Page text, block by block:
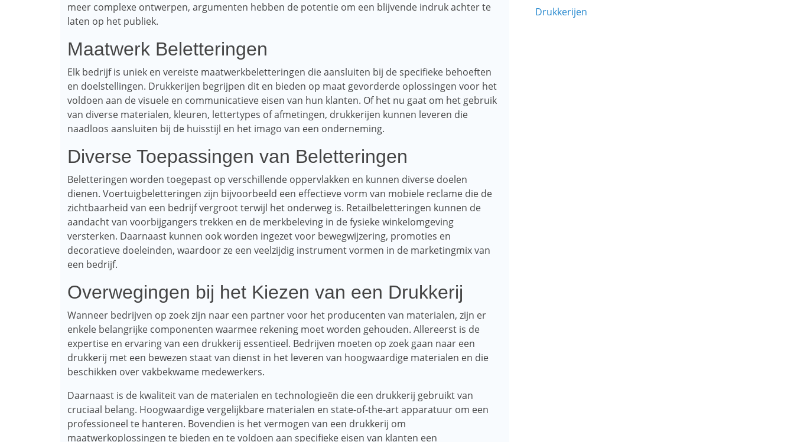
meer complexe ontwerpen, argumenten hebben de potentie om een ​​blijvende indruk achter te
laten op het publiek.
Maatwerk Beletteringen
Elk bedrijf is uniek en vereiste maatwerkbeletteringen die aansluiten bij de specifieke behoeften
en doelstellingen. Drukkerijen begrijpen dit en bieden op maat gevorderde oplossingen voor het
voldoen aan de visuele en communicatieve eisen van hun klanten. Of het nu gaat om het gebruik
van diverse materialen, kleuren, lettertypes of afmetingen, drukkerijen kunnen leveren die
naadloos aansluiten bij de huisstijl en het imago van een onderneming.
Diverse Toepassingen van Beletteringen
Beletteringen worden toegepast op verschillende oppervlakken en kunnen diverse doelen
dienen. Voertuigbeletteringen zijn bijvoorbeeld een effectieve vorm van mobiele reclame die de
zichtbaarheid van een bedrijf vergroot terwijl het onderweg is. Retailbeletteringen kunnen de
aandacht van voorbijgangers trekken en de merkbeleving in de fysieke winkelomgeving
versterken. Daarnaast kunnen ook worden ingezet voor bewegwijzering, promoties en
decoratieve doeleinden, waardoor ze een veelzijdig instrument vormen in de marketingmix van
een bedrijf.
Overwegingen bij het Kiezen van een Drukkerij
Wanneer bedrijven op zoek zijn naar een partner voor het producenten van materialen, zijn er
enkele belangrijke componenten waarmee rekening moet worden gehouden. Allereerst is de
expertise en ervaring van een drukkerij essentieel. Bedrijven moeten op zoek gaan naar een
drukkerij met een bewezen staat van dienst in het leveren van hoogwaardige materialen en die
beschikken over vakbekwame medewerkers.
Daarnaast is de kwaliteit van de materialen en technologieën die een drukkerij gebruikt van
cruciaal belang. Hoogwaardige vergelijkbare materialen en state-of-the-art apparatuur om een ​​
professioneel te hanteren. Bovendien is het vermogen van een drukkerij om
maatwerkoplossingen te bieden en te voldoen aan specifieke eisen van klanten een
Drukkerijen